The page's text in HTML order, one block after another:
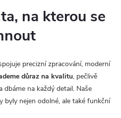
na kterou se
precizní zpracování, moderní
důraz na kvalitu, pečlivě
dbáme na každý detail. Naše
byly nejen odolné, ale také funkční